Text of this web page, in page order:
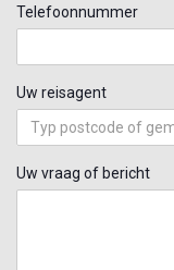
Telefoonnummer
Uw reisagent
Uw vraag of bericht